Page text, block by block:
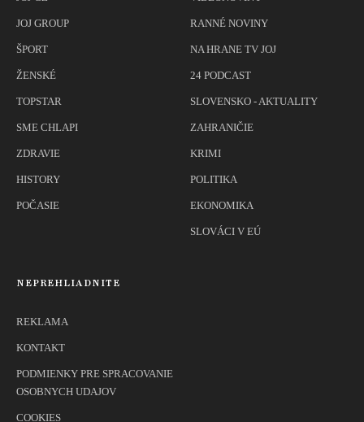
JOJ GROUP
ŠPORT
ŽENSKÉ
TOPSTAR
SME CHLAPI
ZDRAVIE
HISTORY
POČASIE
RANNÉ NOVINY
NA HRANE TV JOJ
24 PODCAST
SLOVENSKO - AKTUALITY
ZAHRANIČIE
KRIMI
POLITIKA
EKONOMIKA
SLOVÁCI V EÚ
NEPREHLIADNITE
REKLAMA
KONTAKT
PODMIENKY PRE SPRACOVANIE
OSOBNYCH UDAJOV
COOKIES